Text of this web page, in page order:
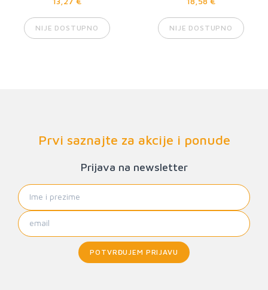
NIJE DOSTUPNO NIJE DOSTUPNO
Prvi saznajte za akcije i ponude
Prijava na newsletter
POTVRĐUJEM PRIJAVU